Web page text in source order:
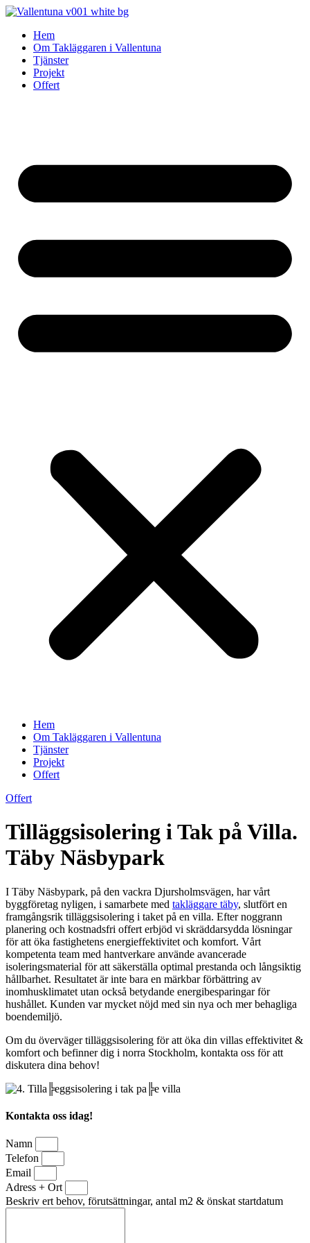
Skip
contentHem
Om Takläggaren i Vallentuna
Tjänster
Projekt
Offert
Hem
Om Takläggaren i Vallentuna
Tjänster
Projekt
Offert
Offert
Tilläggsisolering i Tak på Villa.
Täby Näsbypark
I Täby Näsbypark, på den vackra Djursholmsvägen, har vårt
byggföretag nyligen, i samarbete med takläggare täby, slutfört en
framgångsrik tilläggsisolering i taket på en villa. Efter noggrann
planering och kostnadsfri offert erbjöd vi skräddarsydda lösningar
för att öka fastighetens energieffektivitet och komfort. Vårt
kompetenta team med hantverkare använde avancerade
isoleringsmaterial för att säkerställa optimal prestanda och långsiktig
hållbarhet. Resultatet är inte bara en märkbar förbättring av
inomhusklimatet utan också betydande energibesparingar för
hushållet. Kunden var mycket nöjd med sin nya och mer behagliga
boendemiljö.
Om du överväger tilläggsisolering för att öka din villas effektivitet &
komfort och befinner dig i norra Stockholm, kontakta oss för att
diskutera dina behov!
Kontakta oss idag!
Namn
Telefon
Email
Adress + Ort
Beskriv ert behov, förutsättningar, antal m2 & önskat startdatum